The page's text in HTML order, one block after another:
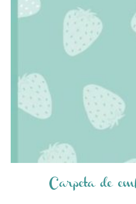
Carpeta de